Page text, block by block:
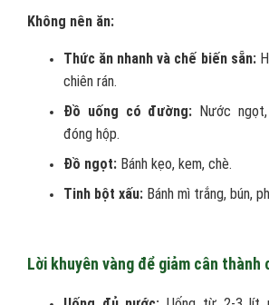
Không nên ăn:
Thức ăn nhanh và chế biến sẵn:
chiên rán.
Đồ uống có đường: Nước
đóng hộp.
Đồ ngọt: Bánh kẹo, kem, chè.
Tinh bột xấu: Bánh mì trắng, bún,
Lời khuyên vàng để giảm cân thành